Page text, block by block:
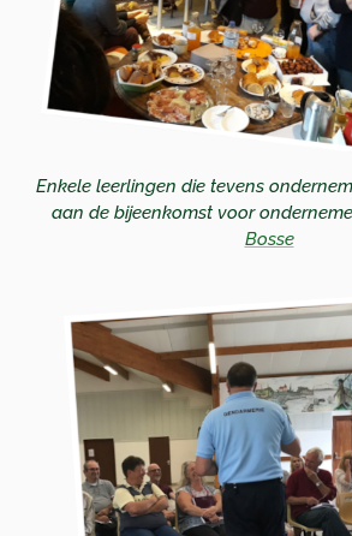
Enkele leerlingen die tevens
aan de bijeenkomst voor
Bosse